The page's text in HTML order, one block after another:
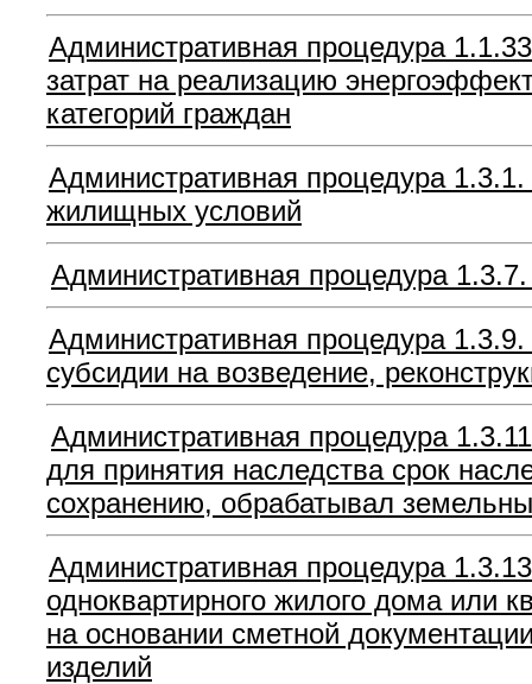
Административная процедура
затрат на реализацию
категорий граждан
Административная процедура
жилищных условий
Административная процедура
Административная процедура
субсидии на возведение,
Административная процедура
для принятия наследства срок
сохранению, обрабатывал
Административная процедура
одноквартирного жилого дома или
на основании сметной
изделий